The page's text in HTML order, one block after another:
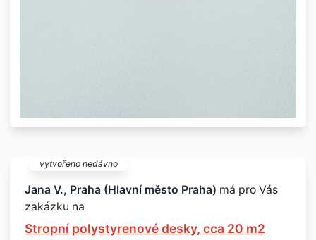
vytvořeno nedávno
Jana V., Praha (Hlavní město Praha) má pro Vás
zakázku na
Stropní polystyrenové desky, cca 20 m2